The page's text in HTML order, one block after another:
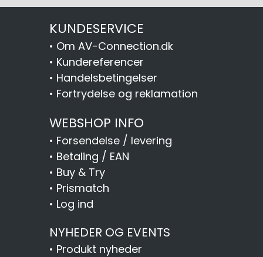
KUNDESERVICE
• Om AV-Connection.dk
• Kundereferencer
• Handelsbetingelser
• Fortrydelse og reklamation
WEBSHOP INFO
• Forsendelse / levering
• Betaling / EAN
• Buy & Try
• Prismatch
• Log ind
NYHEDER OG EVENTS
• Produkt nyheder